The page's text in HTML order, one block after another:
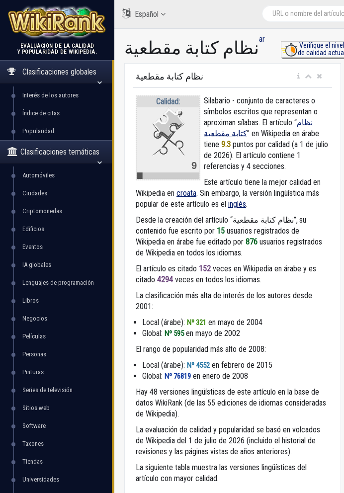
WikiRank
EVALUACIÓN DE LA CALIDAD
Y POPULARIDAD DE WIKIPEDIA.
Clasificaciones globales
Interés de los autores
Índice de citas
Popularidad
Clasificaciones temáticas
Automóviles
Ciudades
Criptomonedas
Edificios
Eventos
IA globales
Lenguajes de programación
Libros
Negocios
Películas
Personas
Pinturas
Series de televisión
Sitios web
Software
Taxones
Tiendas
Universidades
Español
نظام كتابة مقطعيةar
Verifique el nivel
de calidad actual
نظام كتابة مقطعية
Calidad:
9
Silabario - conjunto de caracteres o
símbolos escritos que representan o
aproximan sílabas. El artículo “نظام
كتابة مقطعية” en Wikipedia en árabe
tiene 9.3 puntos por calidad (a 1 de julio
de 2026). El artículo contiene 1
referencias y 4 secciones.
Este artículo tiene la mejor calidad en
Wikipedia en croata. Sin embargo, la versión lingüística más
popular de este artículo es el inglés.
Desde la creación del artículo “نظام كتابة مقطعية”, su
contenido fue escrito por 15 usuarios registrados de
Wikipedia en árabe fue editado por 876 usuarios registrados
de Wikipedia en todos los idiomas.
El artículo es citado 152 veces en Wikipedia en árabe y es
citado 4294 veces en todos los idiomas.
La clasificación más alta de interés de los autores desde
2001:
Local (árabe): Nº 321 en mayo de 2004
Global: Nº 595en mayo de 2002
El rango de popularidad más alto de 2008:
Local (árabe): Nº 4552en febrero de 2015
Global: Nº 76819 en enero de 2008
Hay 48 versiones lingüísticas de este artículo en la base de
datos WikiRank (de las 55 ediciones de idiomas consideradas
de Wikipedia).
La evaluación de calidad y popularidad se basó en volcados
de Wikipedia del 1 de julio de 2026 (incluido el historial de
revisiones y las páginas vistas de años anteriores).
La siguiente tabla muestra las versiones lingüísticas del
artículo con mayor calidad.